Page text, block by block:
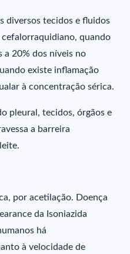
diversos tecidos e fluidos
quando
a 20% dos níveis no
existe inflamação
à concentração sérica.
pleural, tecidos, órgãos e
a barreira
por acetilação. Doença
da Isoniazida
há
à velocidade de